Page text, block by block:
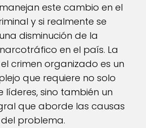
este cambio en el
y si realmente se
disminución de la
en el país. La
crimen organizado es un
que requiere no solo
sino también un
que aborde las causas
problema.